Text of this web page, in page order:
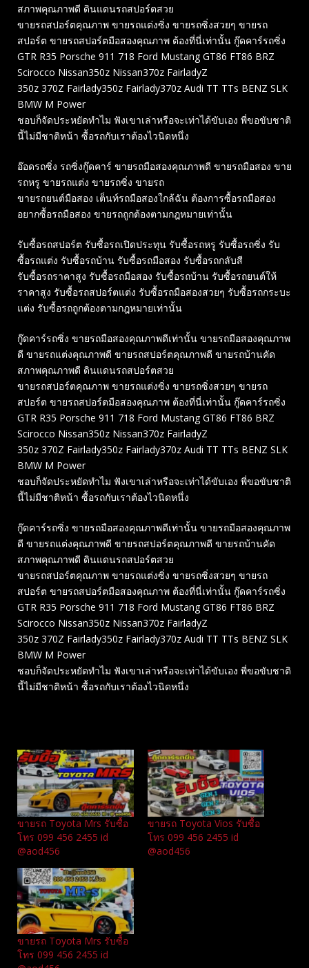
สภาพคุณภาพดี ดินแดนรถสปอร์ตสวย
ขายรถสปอร์ตคุณภาพ ขายรถแต่งซิ่ง ขายรถซิ่งสวยๆ ขายรถ
สปอร์ต ขายรถสปอร์ตมือสองคุณภาพ ต้องที่นี่เท่านั้น กู๊ดคาร์รถซิ่ง
GTR R35 Porsche 911 718 Ford Mustang GT86 FT86 BRZ
Scirocco Nissan350z Nissan370z FairladyZ
350z 370Z Fairlady350z Fairlady370z Audi TT TTs BENZ SLK
BMW M Power
ชอบก็จัดประหยัดทำไม ฟังเขาเล่าหรือจะเท่าได้ขับเอง พี่ขอขับชาติ
นี้ไม่มีชาติหน้า ซื้อรถกับเราต้องไวนิดหนึ่ง
อ๊อดรถซิ่ง รถซิ่งกู๊ดคาร์ ขายรถมือสองคุณภาพดี ขายรถมือสอง ขาย
รถหรู ขายรถแต่ง ขายรถซิ่ง ขายรถ
ขายรถยนต์มือสอง เต็นท์รถมือสองใกล้ฉัน ต้องการซื้อรถมือสอง
อยากซื้อรถมือสอง ขายรถถูกต้องตามกฎหมายเท่านั้น
รับซื้อรถสปอร์ต รับซื้อรถเปิดประทุน รับซื้อรถหรู รับซื้อรถซิ่ง รับ
ซื้อรถแต่ง รับซื้อรถบ้าน รับซื้อรถมือสอง รับซื้อรถกลับสี
รับซื้อรถราคาสูง รับซื้อรถมือสอง รับซื้อรถบ้าน รับซื้อรถยนต์ให้
ราคาสูง รับซื้อรถสปอร์ตแต่ง รับซื้อรถมือสองสวยๆ รับซื้อรถกระบะ
แต่ง รับซื้อรถถูกต้องตามกฎหมายเท่านั้น
กู๊ดคาร์รถซิ่ง ขายรถมือสองคุณภาพดีเท่านั้น ขายรถมือสองคุณภาพ
ดี ขายรถแต่งคุณภาพดี ขายรถสปอร์ตคุณภาพดี ขายรถบ้านคัด
สภาพคุณภาพดี ดินแดนรถสปอร์ตสวย
ขายรถสปอร์ตคุณภาพ ขายรถแต่งซิ่ง ขายรถซิ่งสวยๆ ขายรถ
สปอร์ต ขายรถสปอร์ตมือสองคุณภาพ ต้องที่นี่เท่านั้น กู๊ดคาร์รถซิ่ง
GTR R35 Porsche 911 718 Ford Mustang GT86 FT86 BRZ
Scirocco Nissan350z Nissan370z FairladyZ
350z 370Z Fairlady350z Fairlady370z Audi TT TTs BENZ SLK
BMW M Power
ชอบก็จัดประหยัดทำไม ฟังเขาเล่าหรือจะเท่าได้ขับเอง พี่ขอขับชาติ
นี้ไม่มีชาติหน้า ซื้อรถกับเราต้องไวนิดหนึ่ง
กู๊ดคาร์รถซิ่ง ขายรถมือสองคุณภาพดีเท่านั้น ขายรถมือสองคุณภาพ
ดี ขายรถแต่งคุณภาพดี ขายรถสปอร์ตคุณภาพดี ขายรถบ้านคัด
สภาพคุณภาพดี ดินแดนรถสปอร์ตสวย
ขายรถสปอร์ตคุณภาพ ขายรถแต่งซิ่ง ขายรถซิ่งสวยๆ ขายรถ
สปอร์ต ขายรถสปอร์ตมือสองคุณภาพ ต้องที่นี่เท่านั้น กู๊ดคาร์รถซิ่ง
GTR R35 Porsche 911 718 Ford Mustang GT86 FT86 BRZ
Scirocco Nissan350z Nissan370z FairladyZ
350z 370Z Fairlady350z Fairlady370z Audi TT TTs BENZ SLK
BMW M Power
ชอบก็จัดประหยัดทำไม ฟังเขาเล่าหรือจะเท่าได้ขับเอง พี่ขอขับชาติ
นี้ไม่มีชาติหน้า ซื้อรถกับเราต้องไวนิดหนึ่ง
ขายรถ Toyota Mrs รับซื้อ
โทร 099 456 2455 id
@aod456
ขายรถ Toyota Vios รับซื้อ
โทร 099 456 2455 id
@aod456
ขายรถ Toyota Mrs รับซื้อ
โทร 099 456 2455 id